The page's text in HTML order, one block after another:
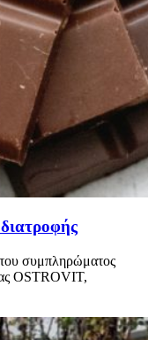
του συμπληρώματος
OSTROVIT,